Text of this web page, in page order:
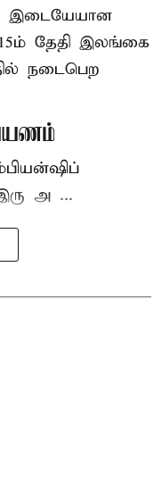
இடையேயான
தேதி இலங்கை
நடைபெற
அ ...